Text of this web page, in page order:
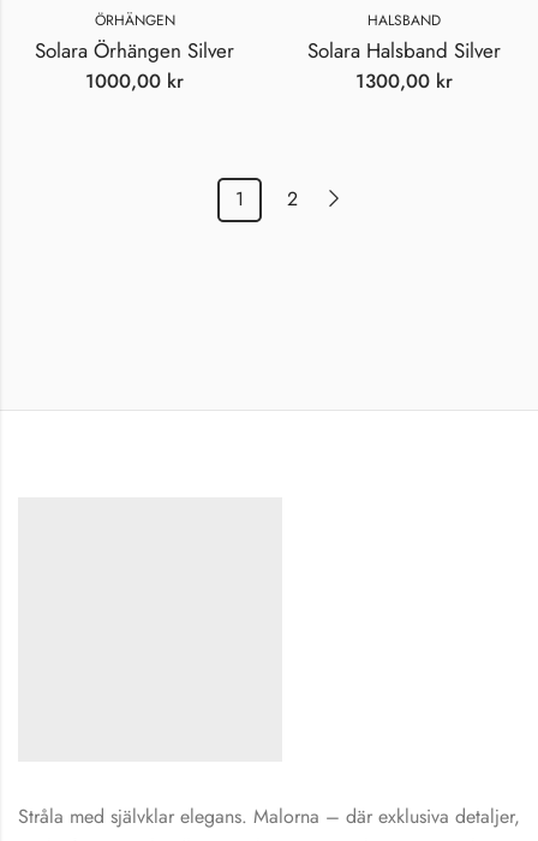
ÖRHÄNGEN
Solara Örhängen Silver
1000,00 kr
HALSBAND
Solara Halsband Silver
1300,00 kr
1 2
Stråla med självklar elegans. Malorna – där exklusiva detaljer,